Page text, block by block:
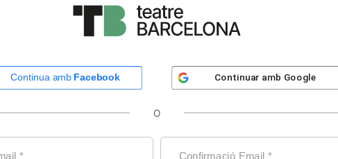
Continua amb Facebook Continuar amb Google
O